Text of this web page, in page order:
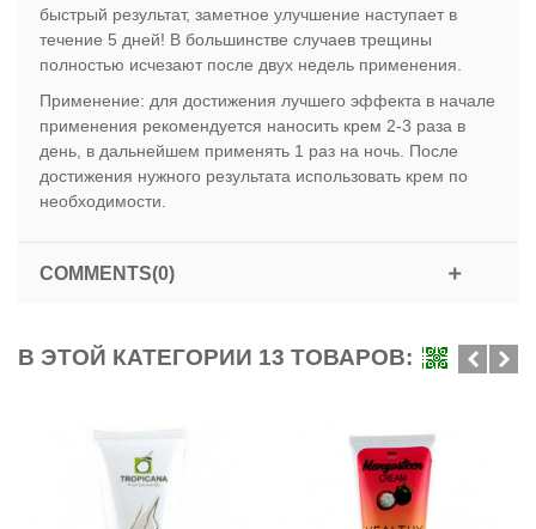
быстрый результат, заметное улучшение наступает в
течение 5 дней! В большинстве случаев трещины
полностью исчезают после двух недель применения.
Применение: для достижения лучшего эффекта в начале
применения рекомендуется наносить крем 2-3 раза в
день, в дальнейшем применять 1 раз на ночь. После
достижения нужного результата использовать крем по
необходимости.
COMMENTS(0)
В ЭТОЙ КАТЕГОРИИ 13 ТОВАРОВ: